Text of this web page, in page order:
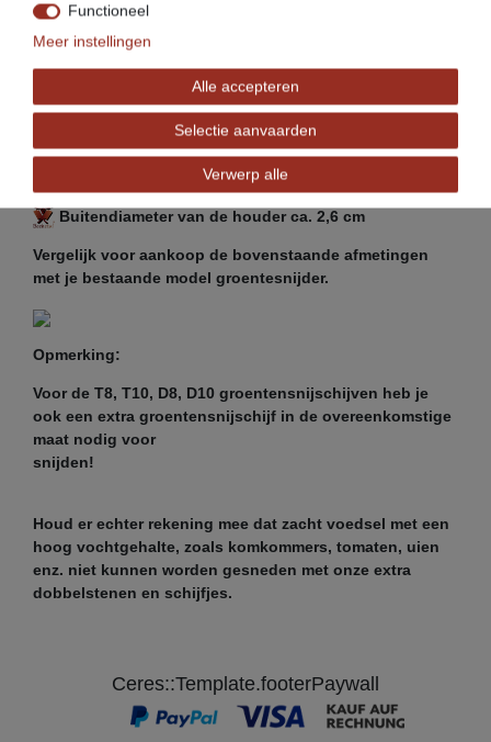
Je kunt hierboven de juiste maat en uitvoering
selecteren!
Geschikt voor Beeketal groentesnijder GS750
Buitendiameter van de schijven ca. 20,5 cm
Buitendiameter van de houder ca. 2,6 cm
Vergelijk voor aankoop de bovenstaande afmetingen
met je bestaande model groentesnijder.
Opmerking:
Voor de T8, T10, D8, D10 groentensnijschijven heb je
ook een extra groentensnijschijf in de overeenkomstige
maat nodig voor
snijden!
Houd er echter rekening mee dat zacht voedsel met een
hoog vochtgehalte, zoals komkommers, tomaten, uien
enz. niet kunnen worden gesneden met onze extra
dobbelstenen en schijfjes.
Ceres::Template.footerPaywall
Functioneel
Meer instellingen
Alle accepteren
Selectie aanvaarden
Verwerp alle